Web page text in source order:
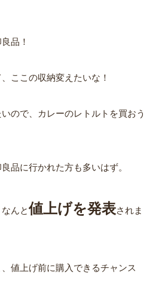
品！
ここの収納変えたいな！
ので、カレーのレトルトを買おう
品に行かれた方も多いはず。
んと値上げを発表されま
値上げ前に購入できるチャンス